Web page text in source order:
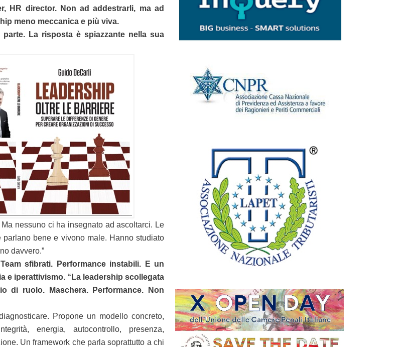
HR director. Non ad addestrarli, ma ad
meno meccanica e più viva.
La risposta è spiazzante nella sua
nessuno ci ha insegnato ad ascoltarci. Le
bene e vivono male. Hanno studiato
davvero.”
sfibrati. Performance instabili. E un
e iperattivismo. “La leadership scollegata
di ruolo. Maschera. Performance. Non
Propone un modello concreto,
energia, autocontrollo, presenza,
Un framework che parla soprattutto a chi